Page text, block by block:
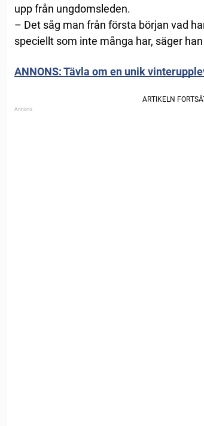
upp från ungdomsleden.
– Det såg man från första början vad
speciellt som inte många har, säger
ANNONS: Tävla om en unik